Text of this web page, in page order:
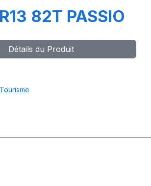
82T PASSIO
Détails du Produit